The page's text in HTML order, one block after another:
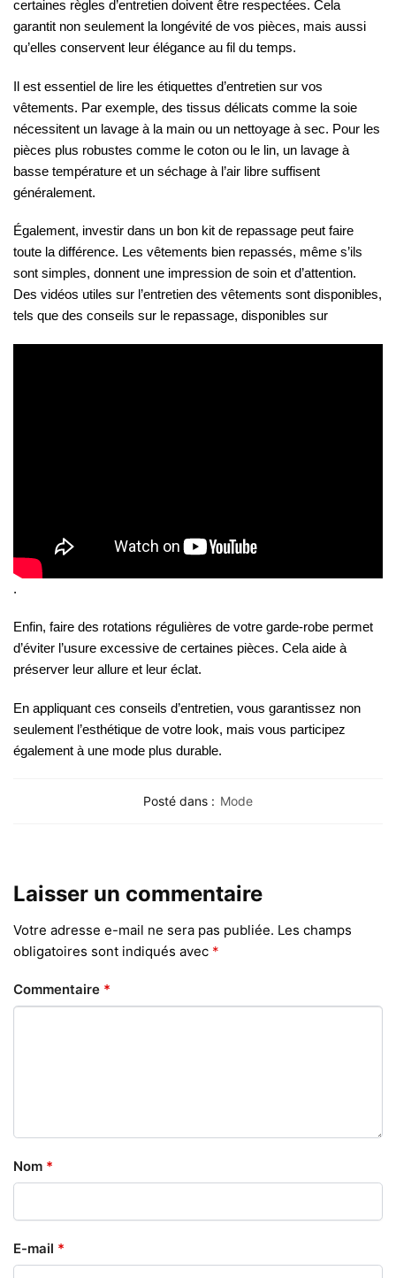
certaines règles d’entretien doivent être respectées. Cela
garantit non seulement la longévité de vos pièces, mais aussi
qu’elles conservent leur élégance au fil du temps.
Il est essentiel de lire les étiquettes d’entretien sur vos
vêtements. Par exemple, des tissus délicats comme la soie
nécessitent un lavage à la main ou un nettoyage à sec. Pour les
pièces plus robustes comme le coton ou le lin, un lavage à
basse température et un séchage à l’air libre suffisent
généralement.
Également, investir dans un bon kit de repassage peut faire
toute la différence. Les vêtements bien repassés, même s’ils
sont simples, donnent une impression de soin et d’attention.
Des vidéos utiles sur l’entretien des vêtements sont disponibles,
tels que des conseils sur le repassage, disponibles sur
.
Enfin, faire des rotations régulières de votre garde-robe permet
d’éviter l’usure excessive de certaines pièces. Cela aide à
préserver leur allure et leur éclat.
En appliquant ces conseils d’entretien, vous garantissez non
seulement l’esthétique de votre look, mais vous participez
également à une mode plus durable.
Posté dans : Mode
Laisser un commentaire
Votre adresse e-mail ne sera pas publiée. Les champs
obligatoires sont indiqués avec *
Commentaire *
Nom *
E-mail *